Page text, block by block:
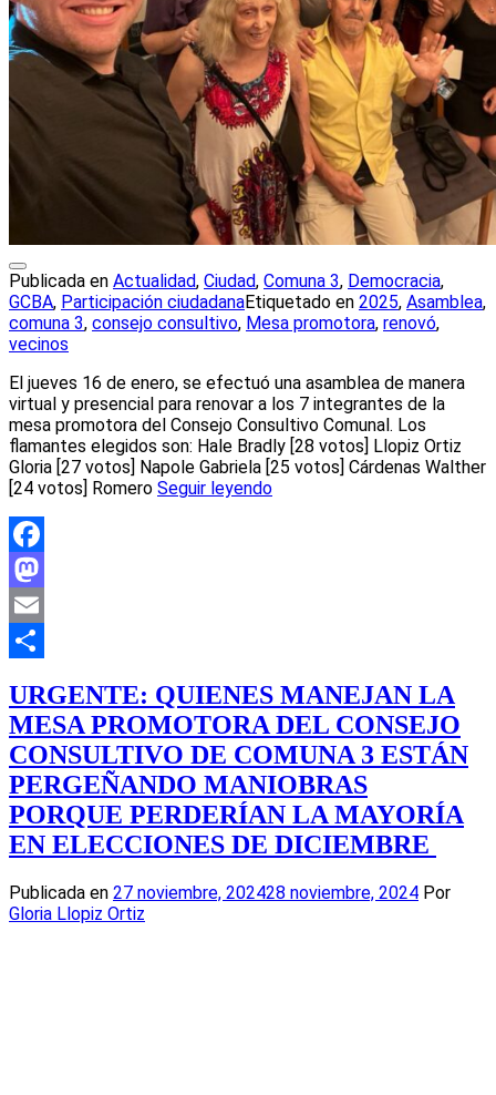
Publicada en Actualidad, Ciudad, Comuna 3, Democracia,
GCBA, Participación ciudadanaEtiquetado en 2025, Asamblea,
comuna 3, consejo consultivo, Mesa promotora, renovó,
vecinos
El jueves 16 de enero, se efectuó una asamblea de manera
virtual y presencial para renovar a los 7 integrantes de la
mesa promotora del Consejo Consultivo Comunal. Los
flamantes elegidos son: Hale Bradly [28 votos] Llopiz Ortiz
Gloria [27 votos] Napole Gabriela [25 votos] Cárdenas Walther
[24 votos] Romero Seguir leyendo
Facebook
Mastodon
Email
URGENTE: QUIENES MANEJAN LA
MESA PROMOTORA DEL CONSEJO
CONSULTIVO DE COMUNA 3 ESTÁN
PERGEÑANDO MANIOBRAS
PORQUE PERDERÍAN LA MAYORÍA
EN ELECCIONES DE DICIEMBRE
Publicada en 27 noviembre, 202428 noviembre, 2024 Por
Gloria Llopiz Ortiz